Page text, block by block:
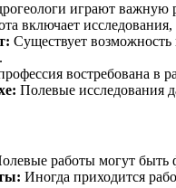
играют важную
включает
Существует возможность
востребована в
Полевые исследования
работы могут быть
Иногда приходится